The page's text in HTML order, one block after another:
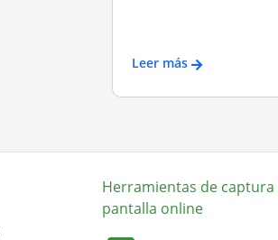
Leer más
Herramientas de captura
pantalla online